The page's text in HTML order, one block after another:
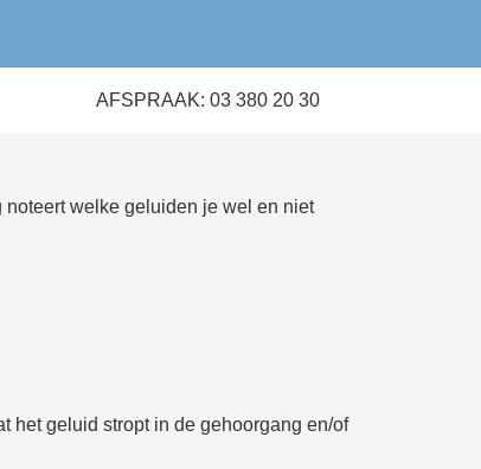
AFSPRAAK: 03 380 20 30
welke geluiden je wel en niet
het geluid stropt in de gehoorgang en/of